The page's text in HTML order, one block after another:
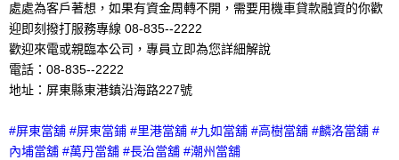
處處為客戶著想，如果有資金周轉不開，需要用機車貸款融資的你歡
迎即刻撥打服務專線 08-835--2222
歡迎來電或親臨本公司，專員立即為您詳細解說
電話：08-835--2222
地址：屏東縣東港鎮沿海路227號
#屏東當舖 #屏東當鋪 #里港當舖 #九如當舖 #高樹當舖 #麟洛當舖 #
內埔當舖 #萬丹當舖 #長治當舖 #潮州當舖